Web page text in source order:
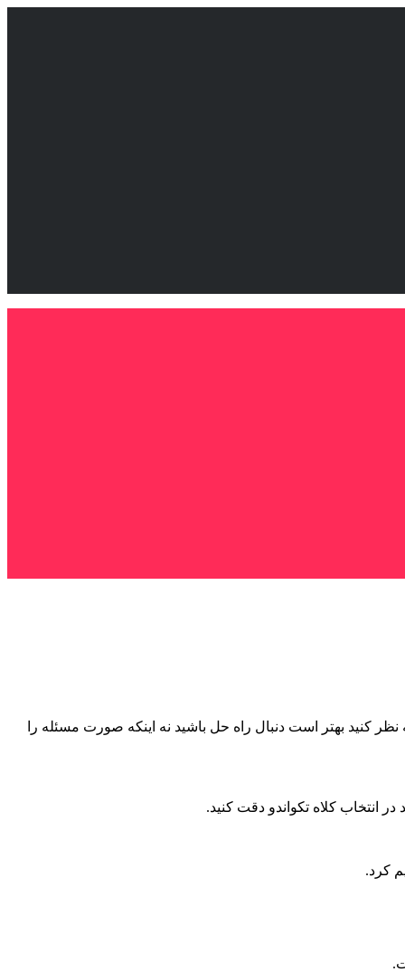
کنید بهتر است دنبال راه حل باشید نه اینکه صورت مسئله را
انتخاب کلاه تکواندو دقت کنید.
کرد.